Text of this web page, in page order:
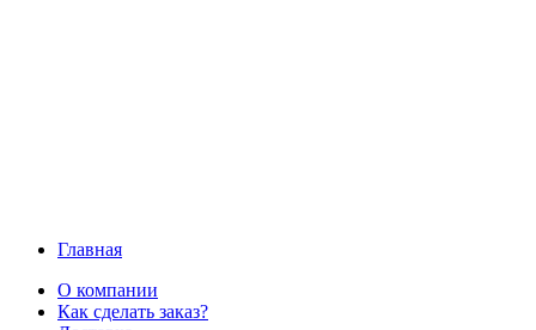
Главная
О компании
Как сделать заказ?